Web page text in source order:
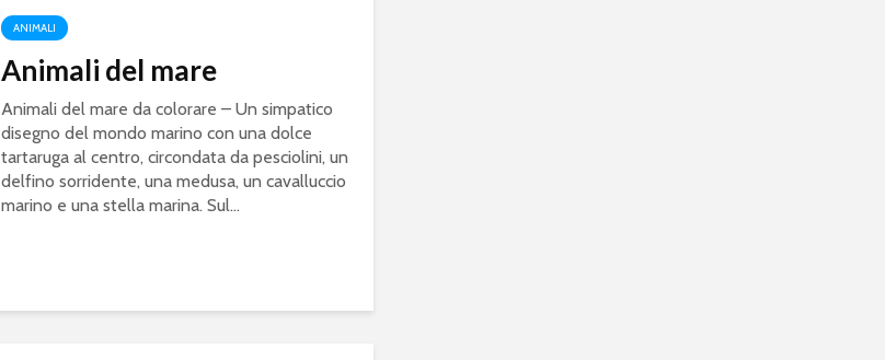
ANIMALI
Animali del mare
Animali del mare da colorare – Un simpatico
disegno del mondo marino con una dolce
tartaruga al centro, circondata da pesciolini, un
delfino sorridente, una medusa, un cavalluccio
marino e una stella marina. Sul...